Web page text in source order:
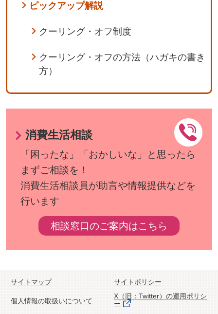
ピックアップ解説
クーリング・オフ制度
クーリング・オフの方法（ハガキの書き
方）
消費生活相談
「困ったな」「おかしいな」と思ったら
まずご相談を！
消費生活相談員が助言や情報提供などを
行います
相談窓口のご案内はこちら
サイトマップ サイトポリシー
個人情報の取扱いについて
X（旧：Twitter）の運用ポリシ
ー